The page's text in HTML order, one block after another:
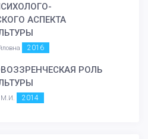
АСПЕКТА
2016
РОЛЬ
М.И. 2014